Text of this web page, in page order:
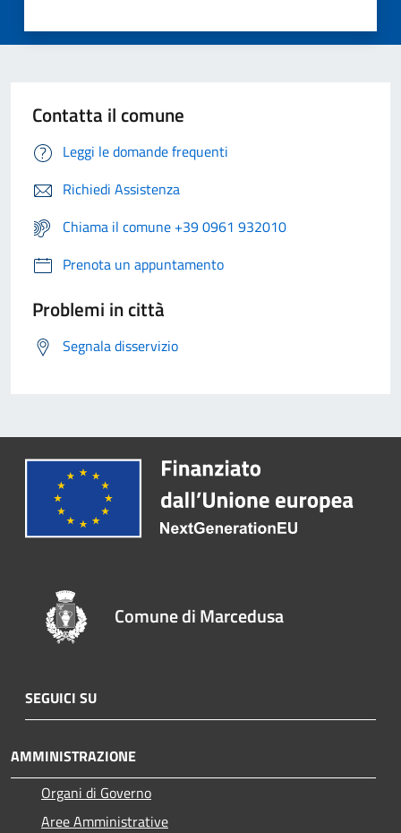
Contatta il comune
Leggi le domande frequenti
Richiedi Assistenza
Chiama il comune +39 0961 932010
Prenota un appuntamento
Problemi in città
Segnala disservizio
Comune di Marcedusa
SEGUICI SU
AMMINISTRAZIONE
Organi di Governo
Aree Amministrative